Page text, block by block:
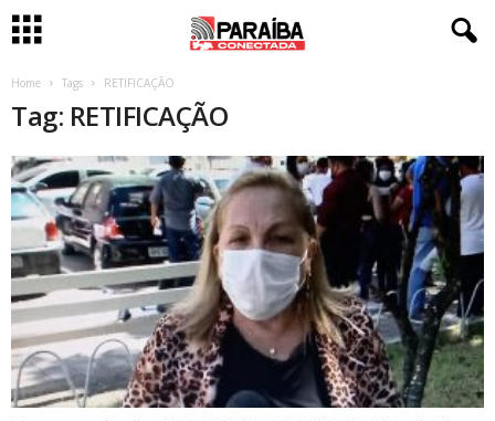
Home Tags RETIFICAÇÃO
Tag: RETIFICAÇÃO